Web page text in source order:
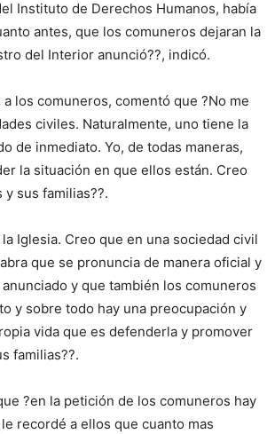
Instituto de Derechos Humanos, había
antes, que los comuneros dejaran la
del Interior anunció??, indicó.
los comuneros, comentó que ?No me
civiles. Naturalmente, uno tiene la
de inmediato. Yo, de todas maneras,
la situación en que ellos están. Creo
sus familias??.
Iglesia. Creo que en una sociedad civil
que se pronuncia de manera oficial y
y que también los comuneros
y sobre todo hay una preocupación y
vida que es defenderla y promover
familias??.
?en la petición de los comuneros hay
recordé a ellos que cuanto mas